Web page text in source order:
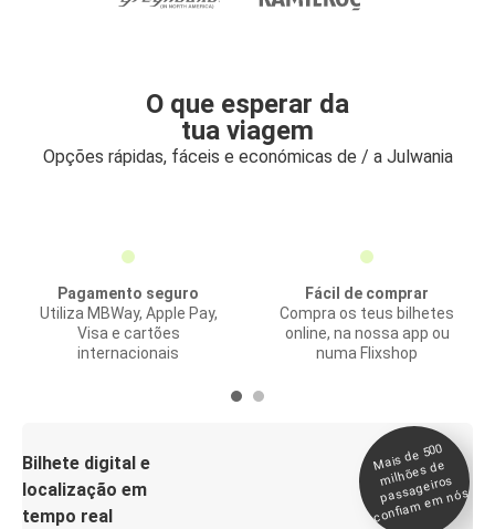
O que esperar da
tua viagem
Opções rápidas, fáceis e económicas de / a Julwania
Pagamento seguro
Utiliza MBWay, Apple Pay,
Visa e cartões
internacionais
Fácil de comprar
Compra os teus bilhetes
online, na nossa app ou
numa Flixshop
Bilhete digital e
localização em
tempo real
Mais de 500
milhões de
passageiros
confia
m e
m nós